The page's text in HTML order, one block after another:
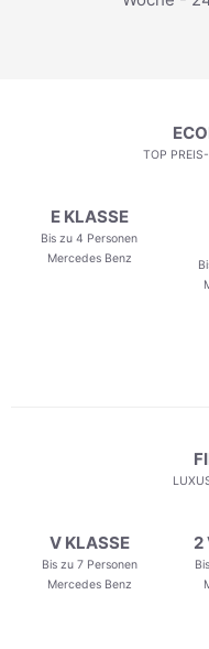
TOP
E KLASSE
Bis zu 4 Personen
Mercedes Benz
V KLASSE
Bis zu 7 Personen
Mercedes Benz
2